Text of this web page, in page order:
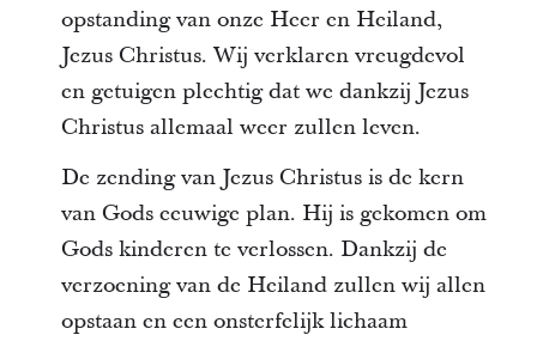
opstanding van onze Heer en Heiland,
Jezus Christus. Wij verklaren vreugdevol
en getuigen plechtig dat we dankzij Jezus
Christus allemaal weer zullen leven.
De zending van Jezus Christus is de kern
van Gods eeuwige plan. Hij is gekomen om
Gods kinderen te verlossen. Dankzij de
verzoening van de Heiland zullen wij allen
opstaan en een onsterfelijk lichaam